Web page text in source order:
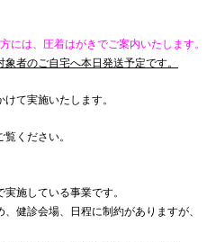
には、圧着はがきでご案内いたします。
者のご自宅へ本日発送予定です。
て実施いたします。
覧ください。
施している事業です。
健診会場、日程に制約がありますが、